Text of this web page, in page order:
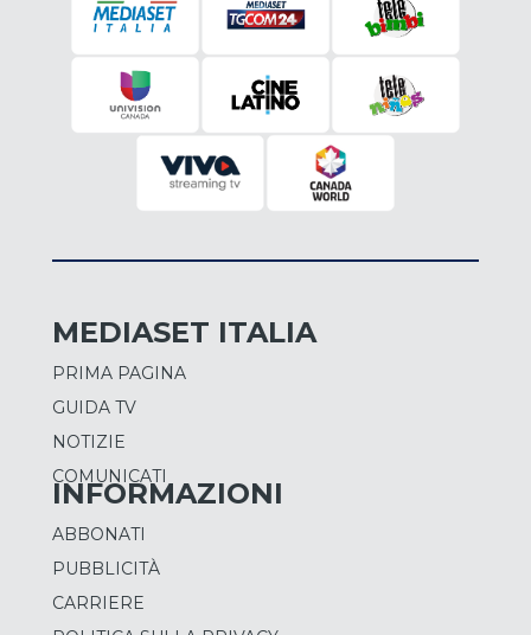
MEDIASET ITALIA
PRIMA PAGINA
GUIDA TV
NOTIZIE
COMUNICATI
INFORMAZIONI
ABBONATI
PUBBLICITÀ
CARRIERE